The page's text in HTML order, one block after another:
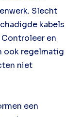
Slecht
kabels
en
ook regelmatig
niet
een